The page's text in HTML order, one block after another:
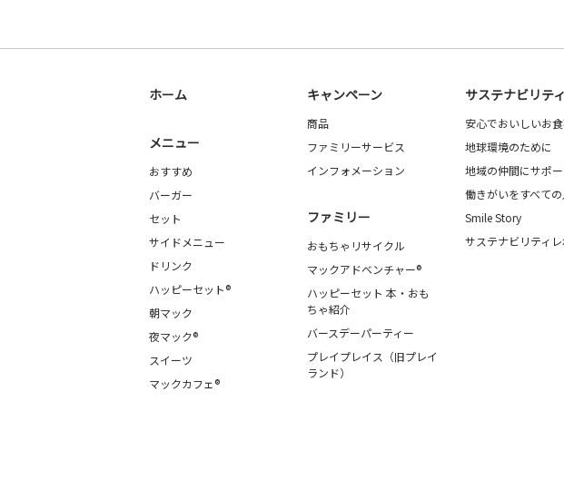
ホーム
メニュー
おすすめ
バーガー
セット
サイドメニュー
ドリンク
ハッピーセット®
朝マック
夜マック®
スイーツ
マックカフェ®
キャンペーン
商品
ファミリーサービス
インフォメーション
ファミリー
おもちゃリサイクル
マックアドベンチャー®
ハッピーセット 本・おも
ちゃ紹介
バースデーパーティー
プレイプレイス（旧プレイ
ランド）
サステナビリティ
安心でおいしいお
地球環境のために
地域の仲間にサポ
働きがいをすべての
Smile Story
サステナビリティ